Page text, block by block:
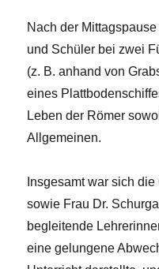
Nach der
und Schüler bei zwei
(z. B. anhand von
eines
Leben der Römer
Allgemeinen.
Insgesamt war sich
sowie Frau Dr.
begleitende
eine gelungene